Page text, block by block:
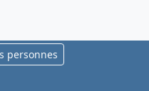
personnes